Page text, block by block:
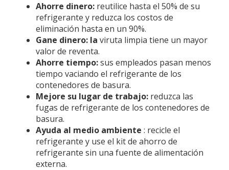
Ahorre dinero: reutilice hasta el 50% de su
refrigerante y reduzca los costos de
eliminación hasta en un 90%.
Gane dinero: la viruta limpia tiene un mayor
valor de reventa.
Ahorre tiempo:sus empleados pasan menos
tiempo vaciando el refrigerante de los
contenedores de basura.
Mejore su lugar de trabajo: reduzca las
fugas de refrigerante de los contenedores de
basura.
Ayuda al medio ambiente : recicle el
refrigerante y use el kit de ahorro de
refrigerante sin una fuente de alimentación
externa.